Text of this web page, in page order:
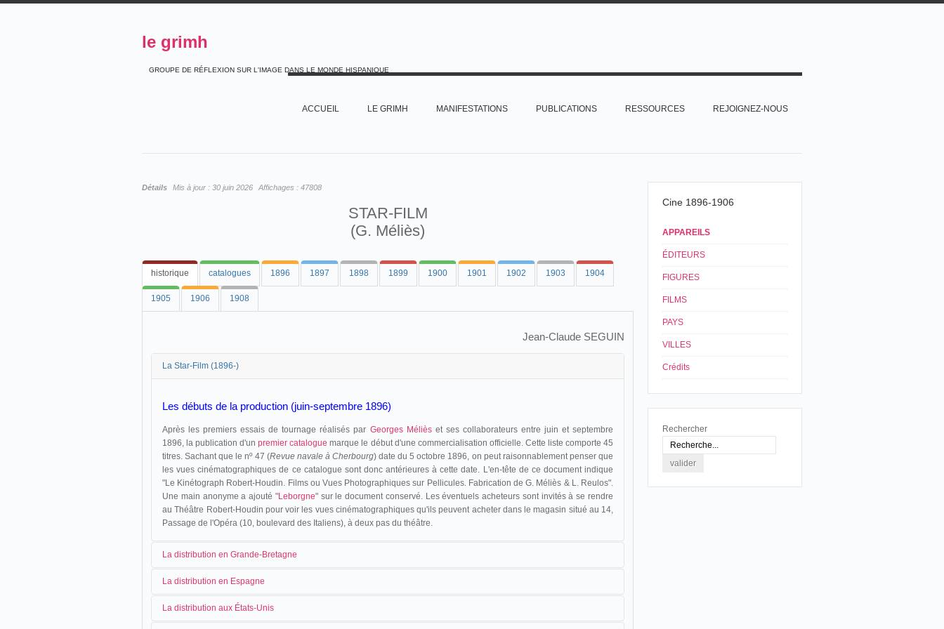
le grimh
GROUPE DE RÉFLEXION SUR L'IMAGE DANS LE MONDE HISPANIQUE
ACCUEIL LE GRIMH MANIFESTATIONS PUBLICATIONS RESSOURCES REJOIGNEZ-NOUS
Détails Mis à jour : 30 juin 2026 Affichages : 47808
STAR-FILM
(G. Méliès)
historique catalogues 1896 1897 1898 1899 1900 1901 1902 1903 1904
1905 1906 1908
Jean-Claude SEGUIN
La Star-Film (1896-)
Les débuts de la production (juin-septembre 1896)
Après les premiers essais de tournage réalisés par Georges Mélièset ses collaborateurs entre juin et septembre
1896, la publication d'unpremier catalogue marque le début d'une commercialisation officielle. Cette liste comporte 45
titres. Sachant que le nº 47 (Revue navale à Cherbourg) date du 5 octobre 1896, on peut raisonnablement penser que
les vues cinématographiques de ce catalogue sont donc antérieures à cette date. L'en-tête de ce document indique
"Le Kinétograph Robert-Houdin. Films ou Vues Photographiques sur Pellicules. Fabrication de G. Méliès & L. Reulos".
Une main anonyme a ajouté "Leborgne" sur le document conservé. Les éventuels acheteurs sont invités à se rendre
au Théâtre Robert-Houdin pour voir les vues cinématographiques qu'ils peuvent acheter dans le magasin situé au 14,
Passage de l'Opéra (10, boulevard des Italiens), à deux pas du théâtre.
La distribution en Grande-Bretagne
britannique.
La distribution en Espagne
La distribution aux États-Unis
Cine 1896-1906
APPAREILS
ÉDITEURS
FIGURES
FILMS
PAYS
VILLES
Crédits
Rechercher